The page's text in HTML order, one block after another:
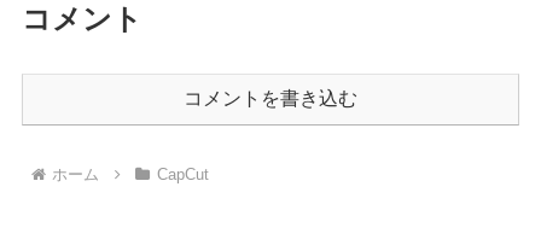
コメント
コメントを書き込む
ホーム CapCut